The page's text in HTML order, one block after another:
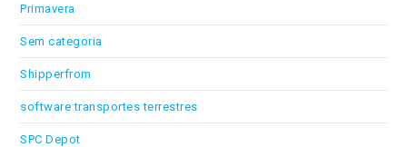
Primavera
Sem categoria
Shipperfrom
software transportes terrestres
SPC Depot